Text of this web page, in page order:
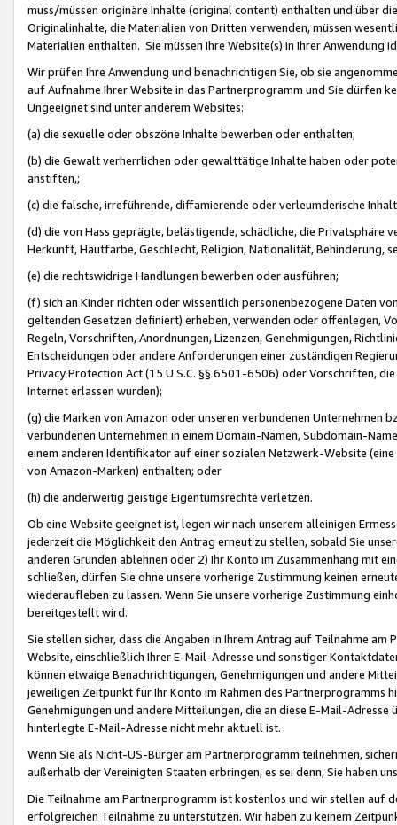
muss/müssen originäre Inhalte (original content) enthalten und über
Originalinhalte, die Materialien von Dritten verwenden, müssen
Materialien enthalten. Sie müssen Ihre Website(s) in Ihrer Anwendung
Wir prüfen Ihre Anwendung und benachrichtigen Sie, ob sie
auf Aufnahme Ihrer Website in das Partnerprogramm und Sie dürfen
Ungeeignet sind unter anderem Websites:
(a) die sexuelle oder obszöne Inhalte bewerben oder enthalten;
(b) die Gewalt verherrlichen oder gewalttätige Inhalte haben oder
anstiften,;
(c) die falsche, irreführende, diffamierende oder verleumderische
(d) die von Hass geprägte, belästigende, schädliche, die Privatsphäre
Herkunft, Hautfarbe, Geschlecht, Religion, Nationalität, Behinderung,
(e) die rechtswidrige Handlungen bewerben oder ausführen;
(f) sich an Kinder richten oder wissentlich personenbezogene Daten
geltenden Gesetzen definiert) erheben, verwenden oder offenlegen,
Regeln, Vorschriften, Anordnungen, Lizenzen, Genehmigungen,
Entscheidungen oder andere Anforderungen einer zuständigen
Privacy Protection Act (15 U.S.C. §§ 6501-6506) oder Vorschriften,
Internet erlassen wurden);
(g) die Marken von Amazon oder unseren verbundenen Unternehmen
verbundenen Unternehmen in einem Domain-Namen, Subdomain-
einem anderen Identifikator auf einer sozialen Netzwerk-Website
von Amazon-Marken) enthalten; oder
(h) die anderweitig geistige Eigentumsrechte verletzen.
Ob eine Website geeignet ist, legen wir nach unserem alleinigen
jederzeit die Möglichkeit den Antrag erneut zu stellen, sobald Sie
anderen Gründen ablehnen oder 2) Ihr Konto im Zusammenhang mit
schließen, dürfen Sie ohne unsere vorherige Zustimmung keinen
wiederaufleben zu lassen. Wenn Sie unsere vorherige Zustimmung
bereitgestellt wird.
Sie stellen sicher, dass die Angaben in Ihrem Antrag auf Teilnahme
Website, einschließlich Ihrer E-Mail-Adresse und sonstiger
können etwaige Benachrichtigungen, Genehmigungen und andere
jeweiligen Zeitpunkt für Ihr Konto im Rahmen des Partnerprogramms
Genehmigungen und andere Mitteilungen, die an diese E-Mail-
hinterlegte E-Mail-Adresse nicht mehr aktuell ist.
Wenn Sie als Nicht-US-Bürger am Partnerprogramm teilnehmen,
außerhalb der Vereinigten Staaten erbringen, es sei denn, Sie haben
Die Teilnahme am Partnerprogramm ist kostenlos und wir stellen auf
erfolgreichen Teilnahme zu unterstützen. Wir haben zu keinem